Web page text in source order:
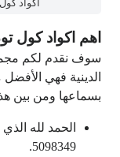
اكواد
اهم اكواد كول
سوف نقدم لكم
الدينية فهي
بسماعها ومن بين
الحمد لله
5098349.